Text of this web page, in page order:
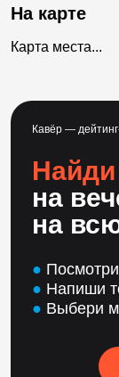
На карте
Карта места...
Кавёр —
на
на
●
● Напиши
● Выбери